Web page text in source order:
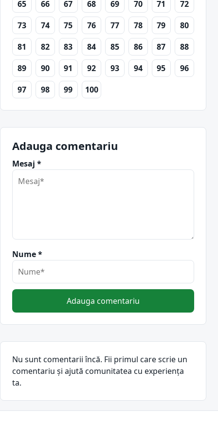
65
66 67 68 69 70 71
72
73
74 75 76 77 78 79
80
81
82 83 84 85 86 87
88
89
90 91 92 93 94 95
96
97
98 99 100
Adauga comentariu
Mesaj *
Nume *
Adauga comentariu
Nu sunt comentarii încă. Fii primul care scrie un
comentariu și ajută comunitatea cu experiența
ta.